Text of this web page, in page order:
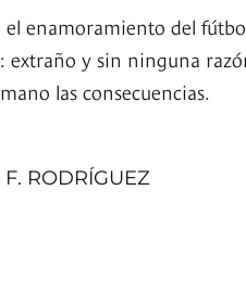
enamoramiento del
extraño y sin ninguna
las consecuencias.
RODRÍGUEZ